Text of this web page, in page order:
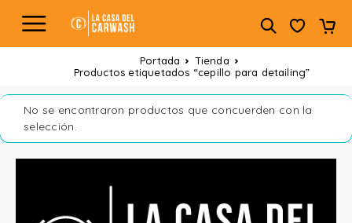
Portada
Tienda
Productos etiquetados “cepillo para detailing”
No se encontraron productos que concuerden con la
selección.